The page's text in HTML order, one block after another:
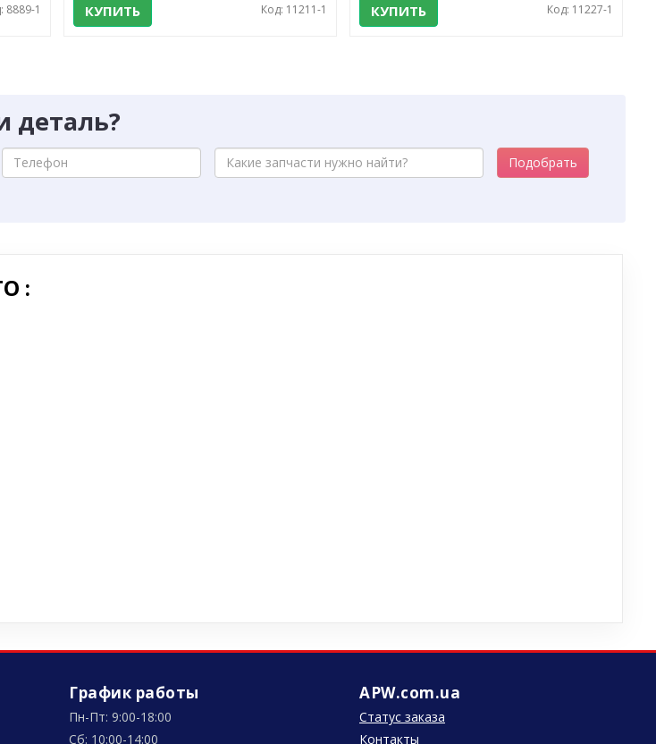
8889-1 КУПИТЬ Код: 11211-1 КУПИТЬ Код: 11227-1
деталь?
Подобрать
:
График работы
Пн-Пт: 9:00-18:00
Сб: 10:00-14:00
APW.com.ua
Статус заказа
Контакты